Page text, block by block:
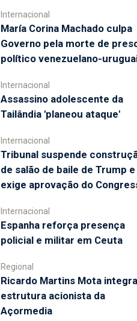
Internacional
María Corina Machado culpa
Governo pela morte de
político venezuelano-
Internacional
Assassino adolescente da
Tailândia 'planeou ataque'
Internacional
Tribunal suspende
de salão de baile de Trump e
exige aprovação do
Internacional
Espanha reforça presença
policial e militar em Ceuta
Regional
Ricardo Martins Mota
estrutura acionista da
Açormedia